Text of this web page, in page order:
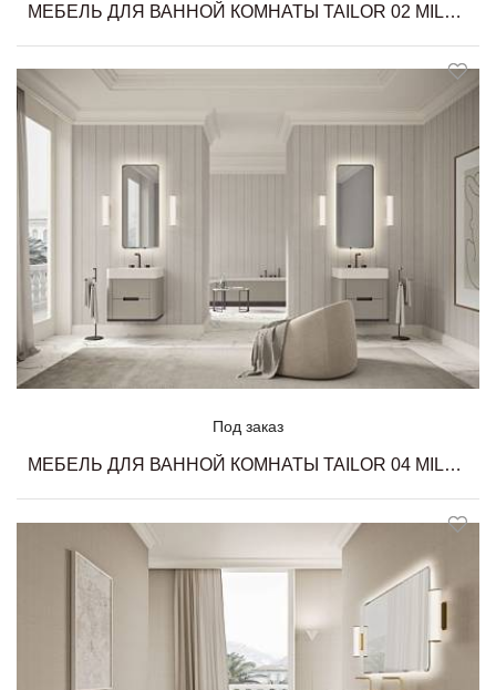
МЕБЕЛЬ ДЛЯ ВАННОЙ КОМНАТЫ TAILOR 02 MILLDUE
Под заказ
МЕБЕЛЬ ДЛЯ ВАННОЙ КОМНАТЫ TAILOR 04 MILLDUE